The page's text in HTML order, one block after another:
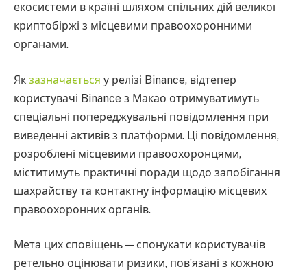
екосистеми в країні шляхом спільних дій великої
криптобіржі з місцевими правоохоронними
органами.
Як зазначається у релізі Binance, відтепер
користувачі Binance з Макао отримуватимуть
спеціальні попереджувальні повідомлення при
виведенні активів з платформи. Ці повідомлення,
розроблені місцевими правоохоронцями,
міститимуть практичні поради щодо запобігання
шахрайству та контактну інформацію місцевих
правоохоронних органів.
Мета цих сповіщень — спонукати користувачів
ретельно оцінювати ризики, пов’язані з кожною